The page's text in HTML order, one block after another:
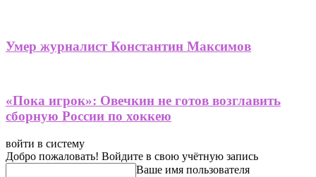
Умер журналист Константин Максимов
«Пока игрок»: Овечкин не готов возглавить
сборную России по хоккею
войти в систему
Добро пожаловать! Войдите в свою учётную запись
Ваше имя пользователя